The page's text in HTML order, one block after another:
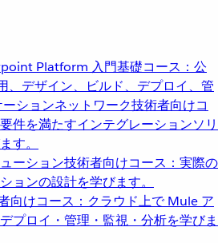
Platform 入門基礎コース：公
、デザイン、ビルド、デプロイ、管
ションネットワーク技術者向けコ
件を満たすインテグレーションソリ
す。
ーション技術者向けコース：実際の
ョンの設計を学びます。
向けコース：クラウド上で Mule ア
プロイ・管理・監視・分析を学びま